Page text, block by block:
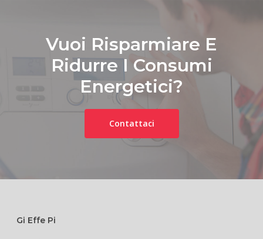
Vuoi Risparmiare E
Ridurre I Consumi
Energetici?
Contattaci
Gi Effe Pi